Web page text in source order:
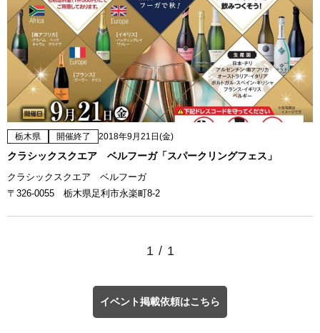
栃木県 開催終了 2018年9月21日(金)
クラシックスクエア ベルフーガ「スパークリングフェス」
クラシックスクエア ベルフーガ
〒326-0055 栃木県足利市永楽町8-2
1 / 1
イベント掲載依頼はこちら